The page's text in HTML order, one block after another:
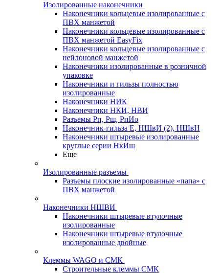
Изолированные наконечники
Наконечники кольцевые изолированные с
ПВХ манжетой
Наконечники кольцевые изолированные с
ПВХ манжетой EasyFix
Наконечники кольцевые изолированные с
нейлоновой манжетой
Наконечники изолированные в розничной
упаковке
Наконечники и гильзы полностью
изолированные
Наконечники НИК
Наконечники НКИ, НВИ
Разъемы Рп, Рш, РпИо
Наконечник-гильза Е, НШвИ (2), НШвН
Наконечники штыревые изолированные
круглые серии НкИш
Еще
Изолированные разъемы
Разъемы плоские изолированные «папа» с
ПВХ манжетой
Наконечники НШВИ
Наконечники штыревые втулочные
изолированные
Наконечники штыревые втулочные
изолированные двойные
Клеммы WAGO и СМК
Строительные клеммы СМК